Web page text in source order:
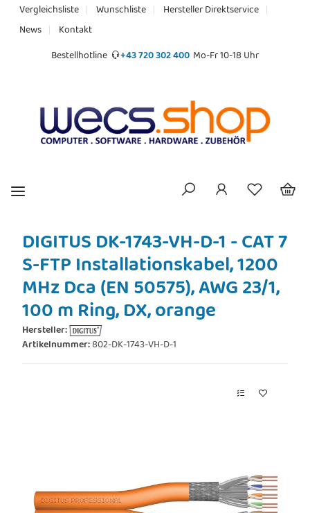
Vergleichsliste Wunschliste
Hersteller Direktservice
News
Kontakt
Bestellhotline
+43 720 302 400 Mo-Fr 10-18 Uhr
DIGITUS DK-1743-VH-D-1 - CAT 7
S-FTP Installationskabel, 1200
MHz Dca (EN 50575), AWG 23/1,
100 m Ring, DX, orange
Hersteller:
Artikelnummer:802-DK-1743-VH-D-1